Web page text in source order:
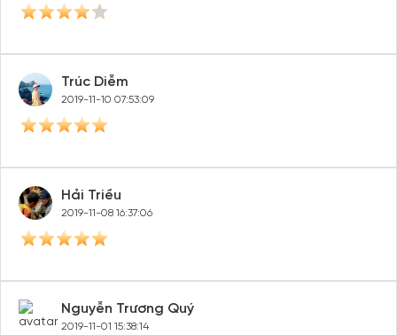
Trúc Diễm
2019-11-10 07:53:09
Hải Triều
2019-11-08 16:37:06
Nguyễn Trương Quý
2019-11-01 15:38:14